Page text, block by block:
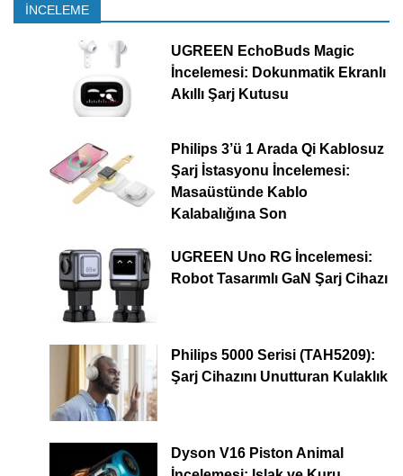
İNCELEME
UGREEN EchoBuds Magic
İncelemesi: Dokunmatik Ekranlı
Akıllı Şarj Kutusu
Philips 3’ü 1 Arada Qi Kablosuz
Şarj İstasyonu İncelemesi:
Masaüstünde Kablo
Kalabalığına Son
UGREEN Uno RG İncelemesi:
Robot Tasarımlı GaN Şarj Cihazı
Philips 5000 Serisi (TAH5209):
Şarj Cihazını Unutturan Kulaklık
Dyson V16 Piston Animal